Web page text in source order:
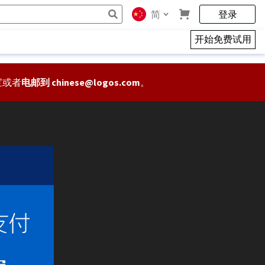
简 登录
开始免费试用
者电邮到 chinese@logos.com。